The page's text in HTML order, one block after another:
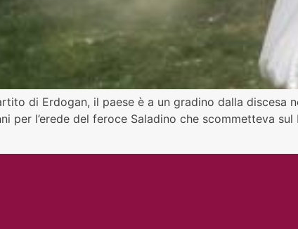
di Erdogan, il paese è a un gradino dalla discesa
per l’erede del feroce Saladino che scommetteva